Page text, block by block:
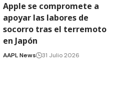
Apple se compromete a
apoyar las labores de
socorro tras el terremoto
en Japón
AAPL News 31 Julio 2026